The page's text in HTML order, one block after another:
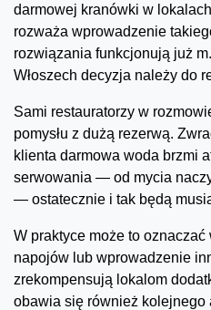
darmowej kranówki w
rozważa wprowadzenie
rozwiązania funkcjonują już
Włoszech decyzja należy do
Sami restauratorzy w
pomysłu z dużą rezerwą.
klienta darmowa woda brzmi
serwowania — od mycia
— ostatecznie i tak będą
W praktyce może to
napojów lub wprowadzenie
zrekompensują lokalom
obawia się również kolejnego